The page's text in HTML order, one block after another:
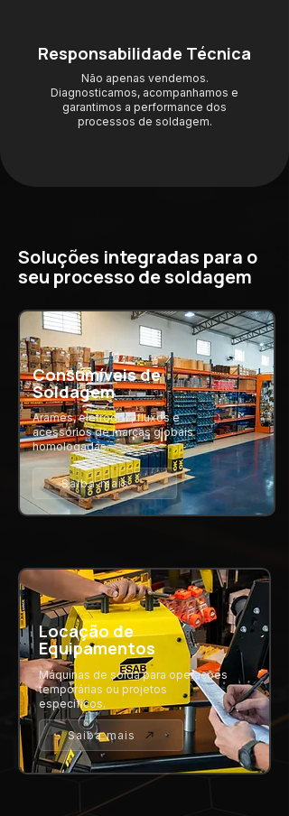
Responsabilidade Técnica
Não apenas vendemos.
Diagnosticamos, acompanhamos e
garantimos a performance dos
processos de soldagem.
Soluções integradas para o
seu processo de soldagem
Consumíveis de
Soldagem
Arames, eletrodos, fluxos e
acessórios de marcas globais
homologadas.
Saiba mais
Locação de
Equipamentos
Máquinas de solda para operações
temporárias ou projetos
específicos.
Saiba mais